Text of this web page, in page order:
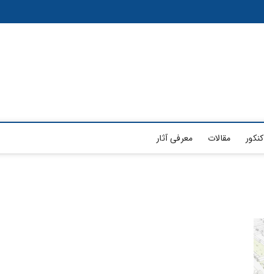
کنکور مقالات معرفی آثار